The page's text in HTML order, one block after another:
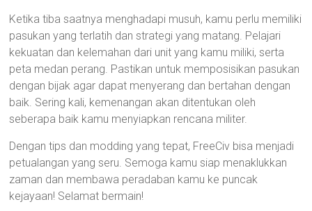
Ketika tiba saatnya menghadapi musuh, kamu perlu memiliki
pasukan yang terlatih dan strategi yang matang. Pelajari
kekuatan dan kelemahan dari unit yang kamu miliki, serta
peta medan perang. Pastikan untuk memposisikan pasukan
dengan bijak agar dapat menyerang dan bertahan dengan
baik. Sering kali, kemenangan akan ditentukan oleh
seberapa baik kamu menyiapkan rencana militer.
Dengan tips dan modding yang tepat, FreeCiv bisa menjadi
petualangan yang seru. Semoga kamu siap menaklukkan
zaman dan membawa peradaban kamu ke puncak
kejayaan! Selamat bermain!